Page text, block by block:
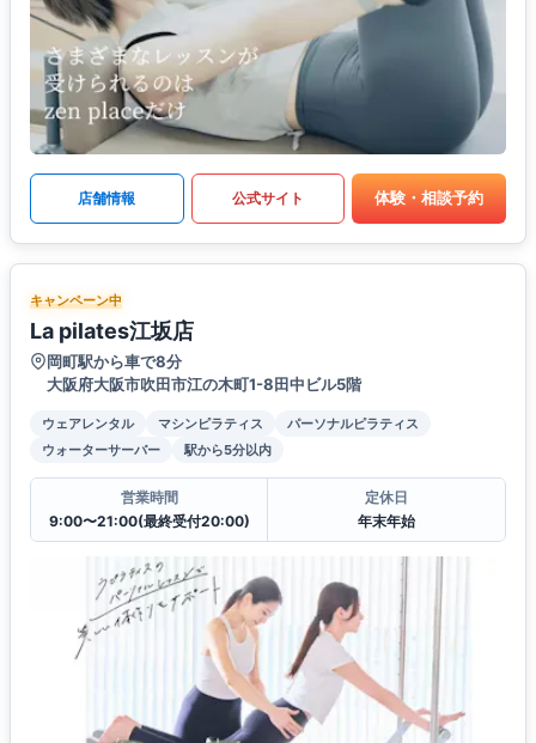
店舗情報 公式サイト 体験・相談予約
キャンペーン中
La pilates江坂店
岡町駅から車で8分
大阪府大阪市吹田市江の木町1-8田中ビル5階
ウェアレンタル マシンピラティス
パーソナルピラティス
ウォーターサーバー
駅から5分以内
営業時間
9:00〜21:00(最終受付20:00)
定休日
年末年始